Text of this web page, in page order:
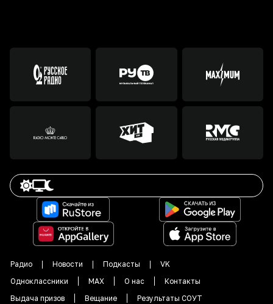
Радио Новости Подкасты
VK
Одноклассники
MAX О нас
Контакты
Выдача призов
Вещание Результаты СОУТ